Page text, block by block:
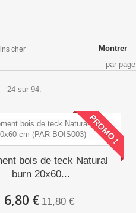
cher Montrer
par page
- 24 sur 94.
PROMO !
bois de teck Natural
burn 20x60...
6,80 € 11,80 €